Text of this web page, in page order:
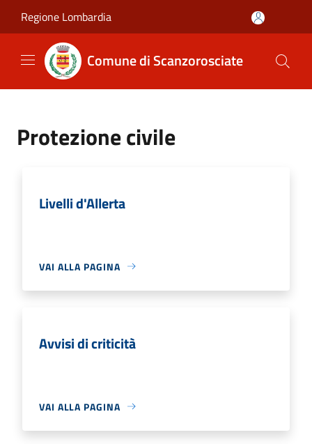
Regione Lombardia
Comune di Scanzorosciate
Protezione civile
Livelli d'Allerta
VAI ALLA PAGINA
Avvisi di criticità
VAI ALLA PAGINA